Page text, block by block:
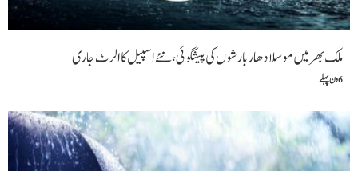
ملک بھر میں موسلادھار بارشوں کی پیشگوئی، نئے اسپیل کا الرٹ جاری
6 دن پہلے